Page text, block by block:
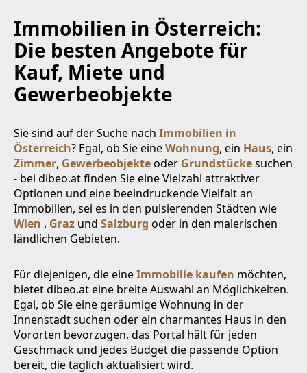
Immobilien in Österreich:
Die besten Angebote für
Kauf, Miete und
Gewerbeobjekte
Sie sind auf der Suche nach Immobilien in
Österreich? Egal, ob Sie eineWohnung, ein Haus, ein
Zimmer, Gewerbeobjekteoder Grundstückesuchen
- bei dibeo.at finden Sie eine Vielzahl attraktiver
Optionen und eine beeindruckende Vielfalt an
Immobilien, sei es in den pulsierenden Städten wie
Wien , Graz und Salzburg oder in den malerischen
ländlichen Gebieten.
Für diejenigen, die eineImmobilie kaufen möchten,
bietet dibeo.at eine breite Auswahl an Möglichkeiten.
Egal, ob Sie eine geräumige Wohnung in der
Innenstadt suchen oder ein charmantes Haus in den
Vororten bevorzugen, das Portal hält für jeden
Geschmack und jedes Budget die passende Option
bereit, die täglich aktualisiert wird.